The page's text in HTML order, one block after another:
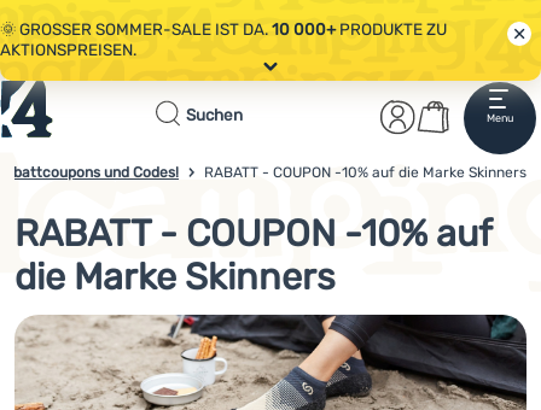
🌞 GROSSER SOMMER-SALE IST DA.10 000+PRODUKTE ZU
AKTIONSPREISEN.
🤫 - 10 % AUF AUSGEWÄHLTE CAMPING- & WANDERAUSRÜSTUNG.
CODE OUT10
Alle Aktionen
Suchen
Anmelden
Warenkorb
Menu
Startseite
Kleidung
Schuhe
Rucksäcke
Schlafsäcke
4camping.at
und Codes! RABATT - COUPON -10% auf die Marke Skinners
RABATT - COUPON -10% auf
die Marke Skinners